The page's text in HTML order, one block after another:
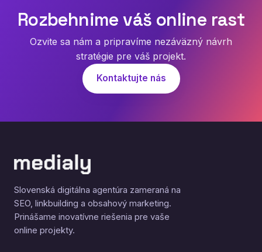
Rozbehnime váš online rast
Ozvite sa nám a pripravíme nezáväzný návrh
stratégie pre váš projekt.
Kontaktujte nás
Slovenská digitálna agentúra zameraná na
SEO, linkbuilding a obsahový marketing.
Prinášame inovatívne riešenia pre vaše
online projekty.